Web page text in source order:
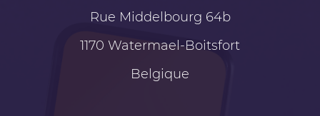
Rue Middelbourg 64b
1170 Watermael-Boitsfort
Belgique